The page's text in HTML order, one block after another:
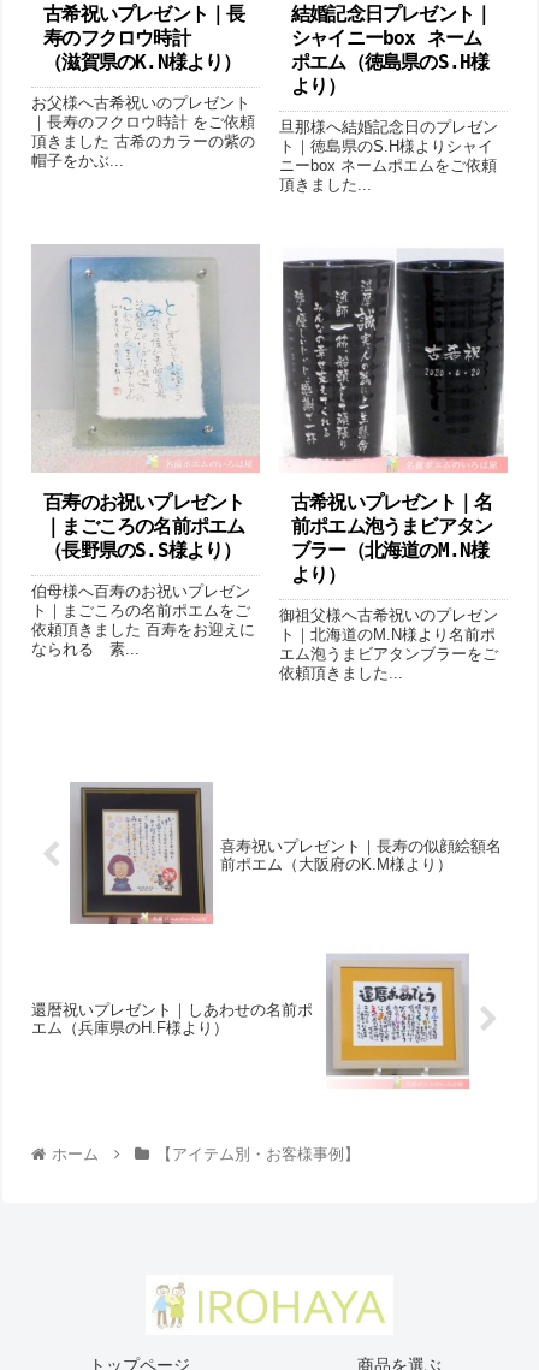
古希祝いプレゼント｜ 長
寿のフクロウ時計
（滋賀県のK.N様より ）
お父様へ古希祝いのプレゼント
｜長寿のフクロウ時計 をご依頼
頂きました 古希のカラーの紫の
帽子をかぶ...
結婚記念日プレゼント｜
シャイニーbox ネーム
ポエム （徳島県のS.H様
より）
旦那様へ結婚記念日のプレゼン
ト｜徳島県のS.H様よりシャイ
ニーbox ネームポエムをご依頼
頂きました...
百寿のお祝いプレゼント
｜まごころの名前ポエム
（長野県のS.S様より ）
伯母様へ百寿のお祝いプレゼン
ト｜まごころの名前ポエムをご
依頼頂きました 百寿をお迎えに
なられる 素...
古希祝いプレゼント｜名
前ポエム泡うまビアタン
ブラー（北海道のM.N様
より ）
御祖父様へ古希祝いのプレゼン
ト｜北海道のM.N様より名前ポ
エム泡うまビアタンブラーをご
依頼頂きました...
喜寿祝いプレゼント｜長寿の似顔絵額名
前ポエム（大阪府のK.M様より ）
還暦祝いプレゼント｜しあわせの名前ポ
エム（兵庫県のH.F様より ）
ホーム 【アイテム別・お客様事例】
トップページ 商品を選ぶ